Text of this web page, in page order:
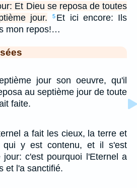
Et Dieu se reposa de toutes
jour.
5 Et ici encore: Ils
mon repos!…
jour son oeuvre, qu'il
au septième jour de toute
faite.
a fait les cieux, la terre et
y est contenu, et il s'est
jour: c'est pourquoi l'Eternel a
et l'a sanctifié.